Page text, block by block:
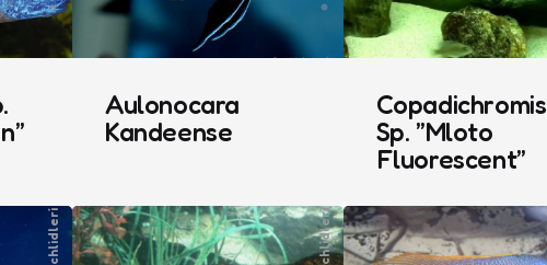
Aulonocara
Kandeense
Copadichromis
Sp. ”Mloto
Fluorescent”